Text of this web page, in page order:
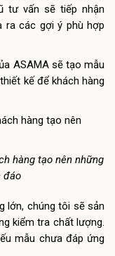
tư vấn sẽ tiếp nhận
ra các gợi ý phù hợp
ASAMA sẽ tạo mẫu
kế để khách hàng
hàng tạo nên những
đáo
lớn, chúng tôi sẽ sản
kiểm tra chất lượng.
mẫu chưa đáp ứng